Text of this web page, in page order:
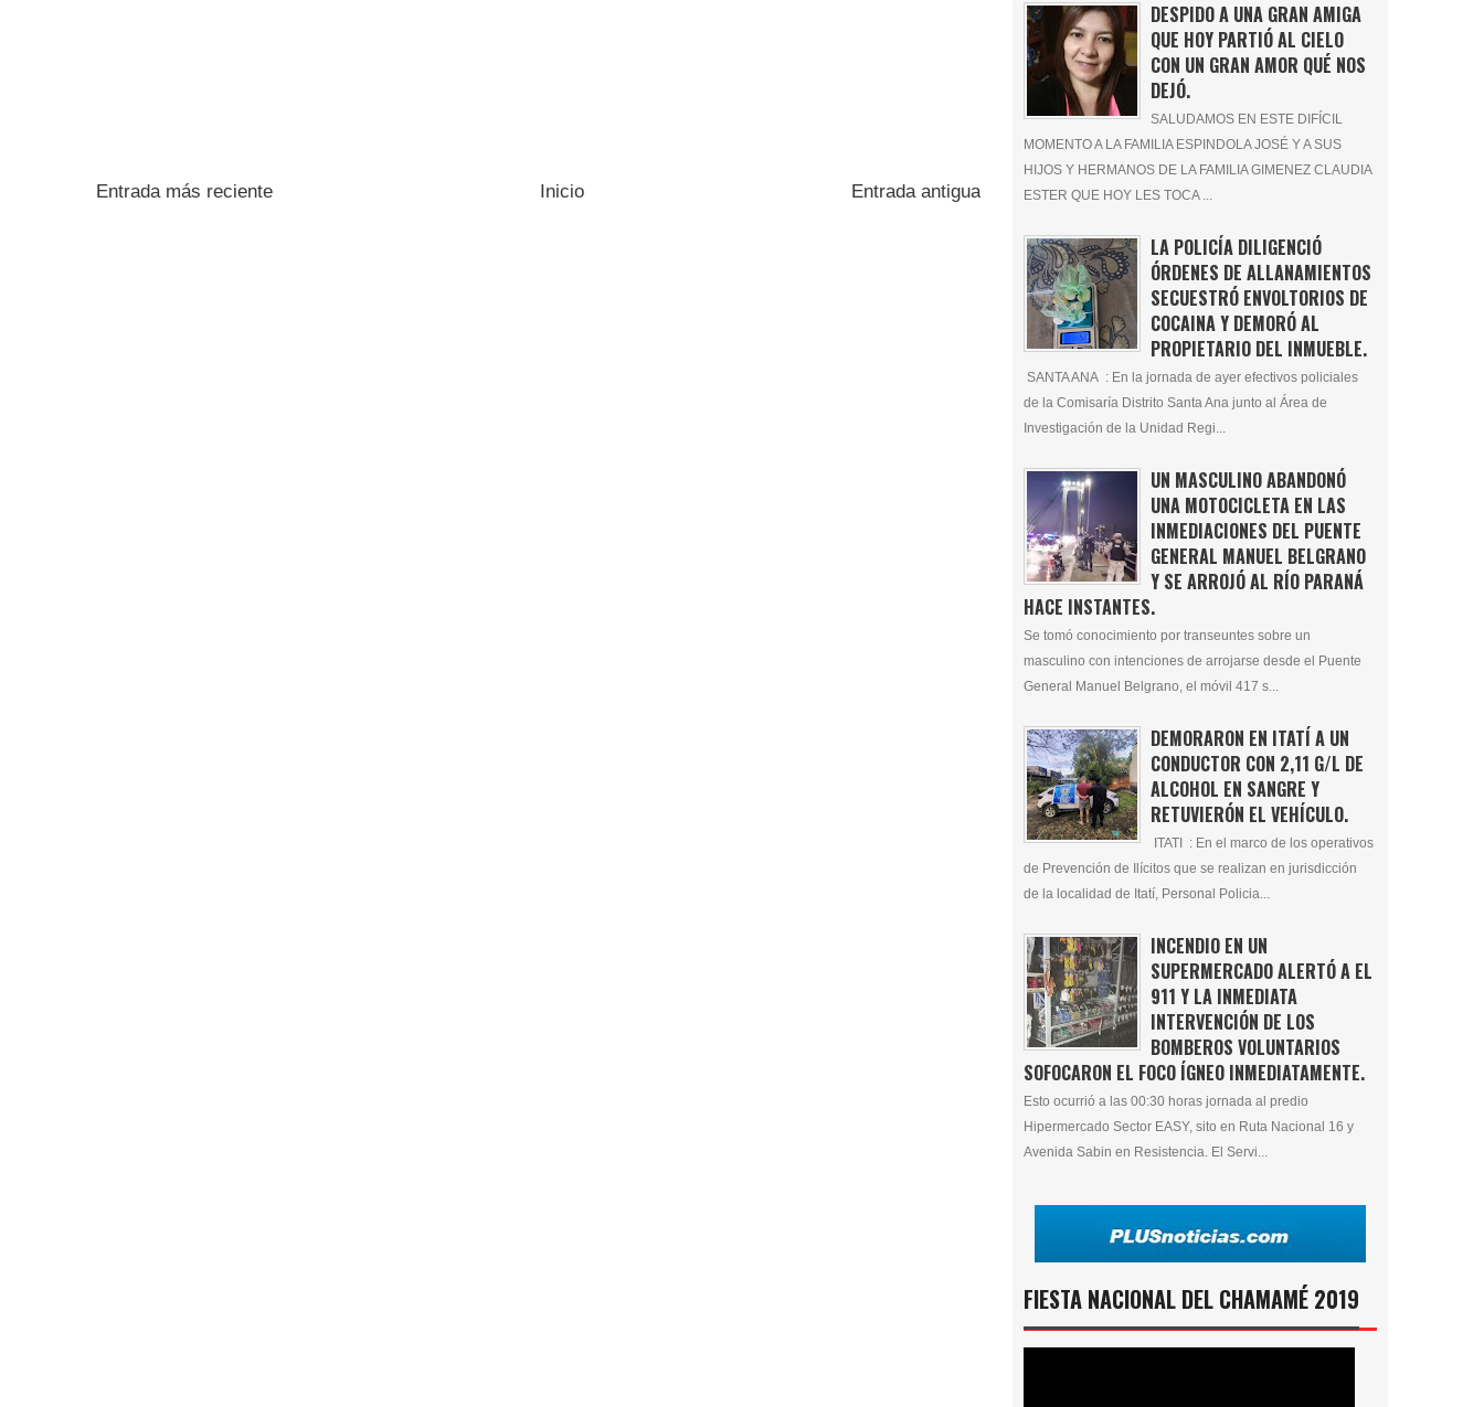
Entrada más reciente Entrada antigua
Inicio
DESPIDO A UNA GRAN AMIGA
QUE HOY PARTIÓ AL CIELO
CON UN GRAN AMOR QUÉ NOS
DEJÓ.
SALUDAMOS EN ESTE DIFÍCIL
MOMENTO A LA FAMILIA ESPINDOLA JOSÉ Y A SUS
HIJOS Y HERMANOS DE LA FAMILIA GIMENEZ CLAUDIA
ESTER QUE HOY LES TOCA ...
LA POLICÍA DILIGENCIÓ
ÓRDENES DE ALLANAMIENTOS
SECUESTRÓ ENVOLTORIOS DE
COCAINA Y DEMORÓ AL
PROPIETARIO DEL INMUEBLE.
SANTA ANA : En la jornada de ayer efectivos policiales
de la Comisaría Distrito Santa Ana junto al Área de
Investigación de la Unidad Regi...
UN MASCULINO ABANDONÓ
UNA MOTOCICLETA EN LAS
INMEDIACIONES DEL PUENTE
GENERAL MANUEL BELGRANO
Y SE ARROJÓ AL RÍO PARANÁ
HACE INSTANTES.
Se tomó conocimiento por transeuntes sobre un
masculino con intenciones de arrojarse desde el Puente
General Manuel Belgrano, el móvil 417 s...
DEMORARON EN ITATÍ A UN
CONDUCTOR CON 2,11 G/L DE
ALCOHOL EN SANGRE Y
RETUVIERÓN EL VEHÍCULO.
ITATI : En el marco de los operativos
de Prevención de Ilícitos que se realizan en jurisdicción
de la localidad de Itatí, Personal Policia...
INCENDIO EN UN
SUPERMERCADO ALERTÓ A EL
911 Y LA INMEDIATA
INTERVENCIÓN DE LOS
BOMBEROS VOLUNTARIOS
SOFOCARON EL FOCO ÍGNEO INMEDIATAMENTE.
Esto ocurrió a las 00:30 horas jornada al predio
Hipermercado Sector EASY, sito en Ruta Nacional 16 y
Avenida Sabin en Resistencia. El Servi...
FIESTA NACIONAL DEL CHAMAMÉ 2019